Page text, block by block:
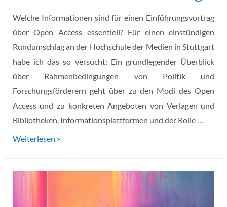
Welche Informationen sind für einen Einführungsvortrag
über Open Access essentiell? Für einen einstündigen
Rundumschlag an der Hochschule der Medien in Stuttgart
habe ich das so versucht: Ein grundlegender Überblick
über Rahmenbedingungen von Politik und
Forschungsförderern geht über zu den Modi des Open
Access und zu konkreten Angeboten von Verlagen und
Bibliotheken, Informationsplattformen und der Rolle …
Folien
Weiterlesen »